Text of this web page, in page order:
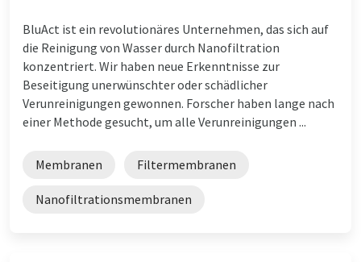
BluAct ist ein revolutionäres Unternehmen, das sich auf
die Reinigung von Wasser durch Nanofiltration
konzentriert. Wir haben neue Erkenntnisse zur
Beseitigung unerwünschter oder schädlicher
Verunreinigungen gewonnen. Forscher haben lange nach
einer Methode gesucht, um alle Verunreinigungen ...
Membranen Filtermembranen
Nanofiltrationsmembranen